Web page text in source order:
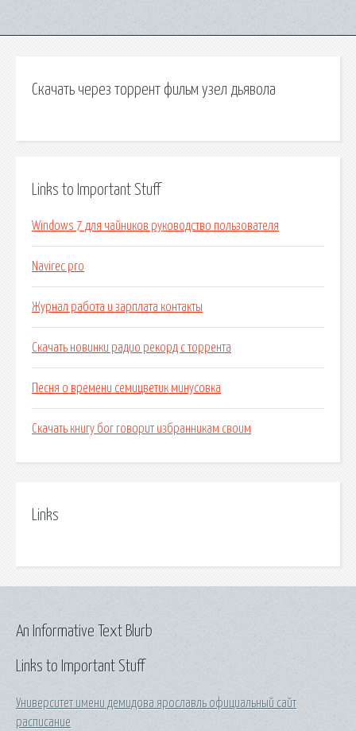
Скачать через торрент фильм узел дьявола
Links to Important Stuff
Windows 7 для чайников руководство пользователя
Navirec pro
Журнал работа и зарплата контакты
Скачать новинки радио рекорд с торрента
Песня о времени семицветик минусовка
Скачать книгу бог говорит избранникам своим
Links
Links to Important Stuff
Университет имени демидова ярославль официальный сайт
расписание
An Informative Text Blurb